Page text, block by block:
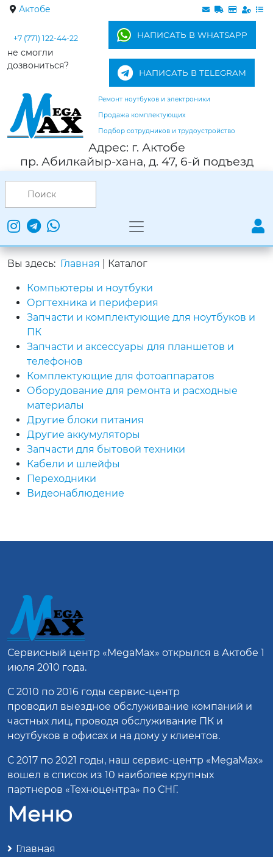
Актобе
+7 (771) 122-44-22
не смогли
дозвониться?
НАПИСАТЬ В WHATSAPP
НАПИСАТЬ В TELEGRAM
Ремонт ноутбуков и электроники
Продажа комплектующих
Подбор сотрудников и трудоустройство
Адрес: г. Актобе
пр. Абилкайыр-хана, д. 47, 6-й подъезд
Вы здесь: Главная Каталог
Компьютеры и ноутбуки
Оргтехника и периферия
Запчасти и комплектующие для ноутбуков и
ПК
Запчасти и аксессуары для планшетов и
телефонов
Комплектующие для фотоаппаратов
Оборудование для ремонта и расходные
материалы
Другие блоки питания
Другие аккумуляторы
Запчасти для бытовой техники
Кабели и шлейфы
Переходники
Видеонаблюдение
Сервисный центр «MegaMax» открылся в Актобе 1
июля 2010 года.
С 2010 по 2016 годы сервис-центр
проводил выездное обслуживание компаний и
частных лиц, проводя обслуживание ПК и
ноутбуков в офисах и на дому у клиентов.
С 2017 по 2021 годы, наш сервис-центр «MegaMax»
вошел в список из 10 наиболее крупных
партнеров «Техноцентра» по СНГ.
Меню
Главная